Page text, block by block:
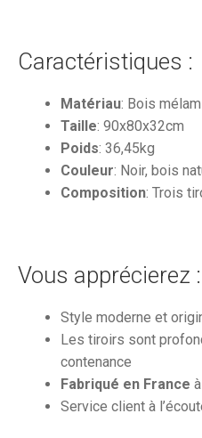
Caractéristiques :
Matériau: Bois
Taille: 90x80x32cm
Poids: 36,45kg
Couleur: Noir, bois
Composition: Trois
Vous apprécierez :
Style moderne et
Les tiroirs sont
contenance
Fabriqué en France
Service client à